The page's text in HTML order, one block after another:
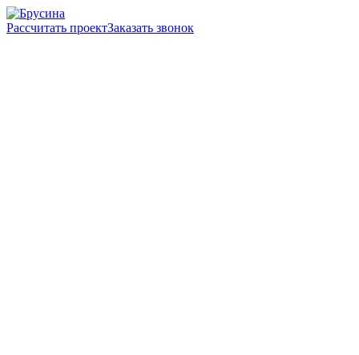
Рассчитать проектЗаказать звонок